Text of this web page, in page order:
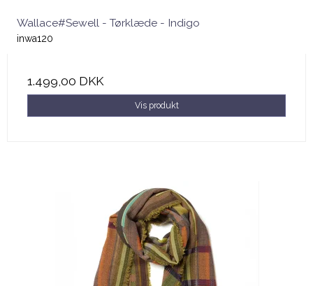
Wallace#Sewell - Tørklæde - Indigo
inwa120
1.499,00 DKK
Vis produkt